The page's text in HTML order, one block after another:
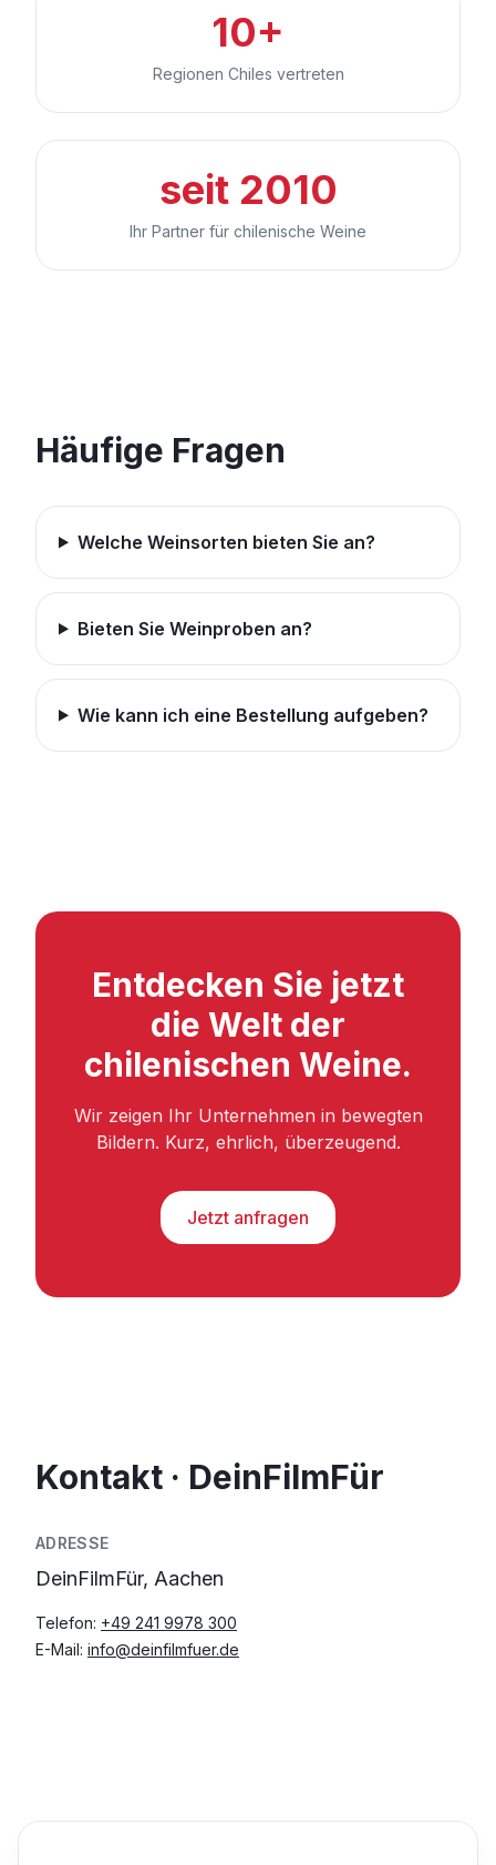
10+
Regionen Chiles vertreten
seit 2010
Ihr Partner für chilenische Weine
Häufige Fragen
Welche Weinsorten bieten Sie an?
Bieten Sie Weinproben an?
Wie kann ich eine Bestellung aufgeben?
Entdecken Sie jetzt
die Welt der
chilenischen Weine.
Wir zeigen Ihr Unternehmen in bewegten
Bildern. Kurz, ehrlich, überzeugend.
Jetzt anfragen
Kontakt · DeinFilmFür
ADRESSE
DeinFilmFür, Aachen
Telefon: +49 241 9978 300
E-Mail: info@deinfilmfuer.de